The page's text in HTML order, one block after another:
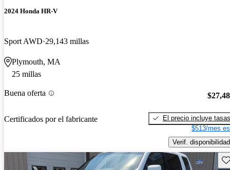
2024 Honda HR-V
Sport AWD 29,143 millas
Plymouth, MA
25 millas
Buena oferta
Certificados por el fabricante
El precio incluye tasas
$513/mes
Verif. disponibilidad